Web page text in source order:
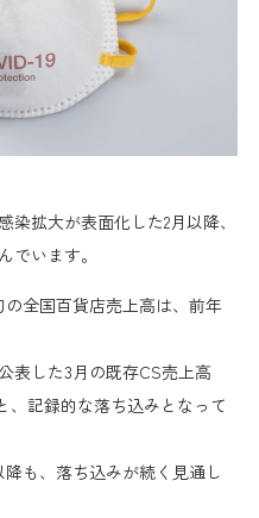
拡大が表面化した2月以降、
でいます。
全国百貨店売上高は、 前年
表した3月の既存CS売上高
、記録的な落ち込みとなって
も、 落ち込みが続く見通し